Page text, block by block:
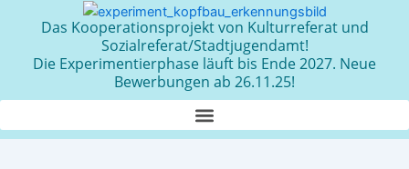
Das Kooperationsprojekt von Kulturreferat und
Sozialreferat/Stadtjugendamt!
Die Experimentierphase läuft bis Ende 2027. Neue
Bewerbungen ab 26.11.25!